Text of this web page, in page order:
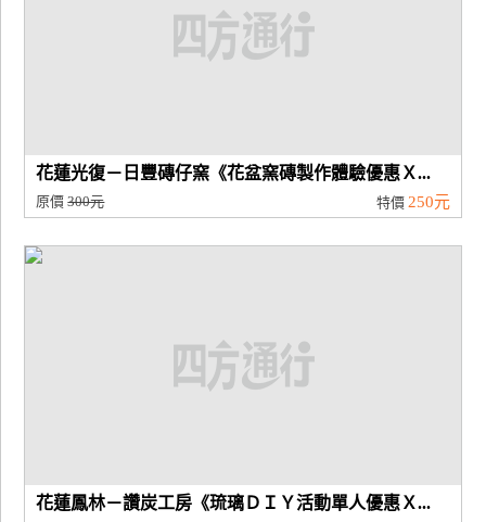
花蓮光復－日豐磚仔窯《花盆窯磚製作體驗優惠Ｘ...
原價300元 特價 250元
花蓮鳳林－讚炭工房《琉璃ＤＩＹ活動單人優惠Ｘ...